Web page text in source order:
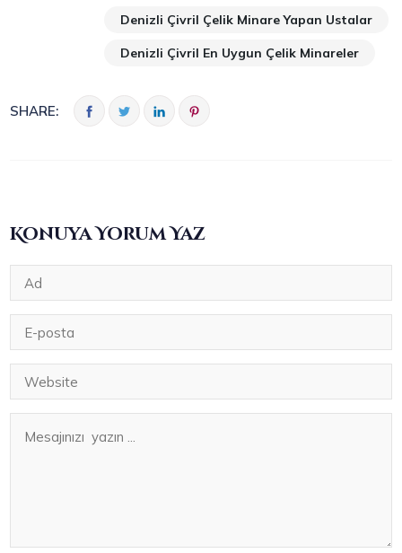
Denizli Çivril Çelik Minare Yapan Ustalar
Denizli Çivril En Uygun Çelik Minareler
SHARE:
Konuya Yorum Yaz